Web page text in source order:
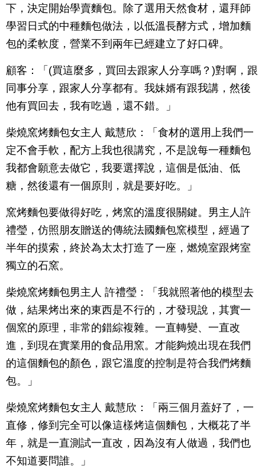
下，決定開始學賣麵包。除了選用天然食材，還拜師
學習日式的中種麵包做法，以低溫長酵方式，增加麵
包的柔軟度，營業不到兩年已經建立了好口碑。
顧客：「(買這麼多，買回去跟家人分享嗎？)對啊，跟
同事分享，跟家人分享都有。我妹婿有跟我講，然後
他有買回去，我有吃過，還不錯。」
柴燒窯烤麵包女主人 戴慧欣：「食材的選用上我們一
定不會手軟，配方上我也很講究，不是說每一種麵包
我都會願意去做它，我要選擇說，這個是低油、低
糖，然後還有一個原則，就是要好吃。」
窯烤麵包要做得好吃，烤窯的溫度很關鍵。男主人許
禮瑩，仿照朋友贈送的傳統法國麵包窯模型，經過了
半年的摸索，終於為太太打造了一座，燃燒室跟烤室
獨立的石窯。
柴燒窯烤麵包男主人 許禮瑩：「我就照著他的模型去
做，結果烤出來的東西是不行的，才發現說，其實一
個窯的原理，非常的錯綜複雜。一直轉變、一直改
進，到現在實業用的食品用窯。才能夠燒出現在我們
的這個麵包的顏色，跟它溫度的控制是符合我們烤麵
包。」
柴燒窯烤麵包女主人 戴慧欣：「兩三個月蓋好了，一
直修，修到完全可以像這樣烤這個麵包，大概花了半
年，就是一直測試一直改，因為沒有人做過，我們也
不知道要問誰。」